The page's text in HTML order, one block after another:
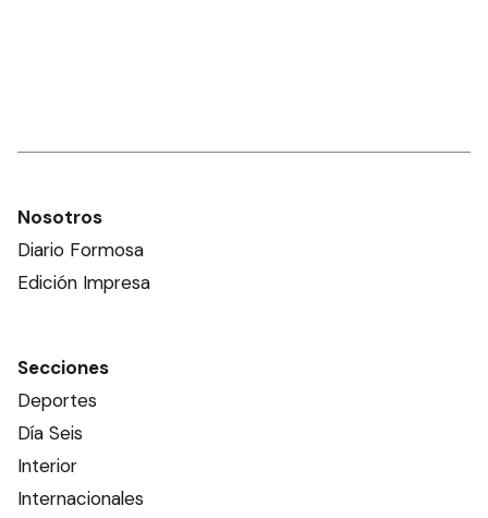
Nosotros
Diario Formosa
Edición Impresa
Secciones
Deportes
Día Seis
Interior
Internacionales